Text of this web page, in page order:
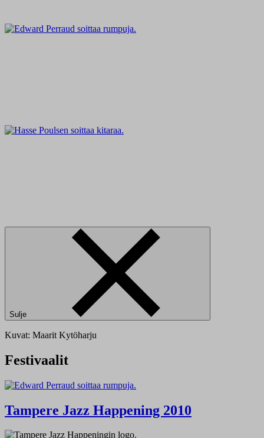
Sulje
Kuvat: Maarit Kytöharju
Festivaalit
Tampere Jazz Happening 2010